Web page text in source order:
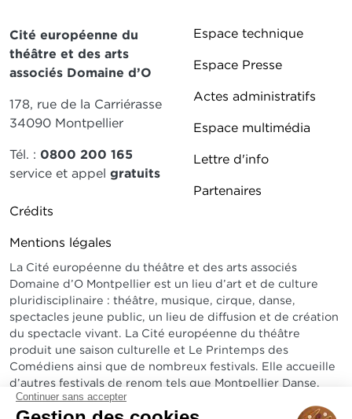
Continuer sans accepter
Cité européenne du
théâtre et des arts
associés Domaine d’O
178, rue de la Carriérasse
34090 Montpellier
Tél. : 0800 200 165
service et appel gratuits
Pied de page DDO 2
Crédits
Mentions légales
Pied de page
Espace technique
Espace Presse
Actes administratifs
Espace multimédia
Lettre d'info
Partenaires
La Cité européenne du théâtre et des arts associés
Domaine d’O Montpellier est un lieu d’art et de culture
pluridisciplinaire : théâtre, musique, cirque, danse,
spectacles jeune public, un lieu de diffusion et de création
du spectacle vivant. La Cité européenne du théâtre
produit une saison culturelle et Le Printemps des
Comédiens ainsi que de nombreux festivals. Elle accueille
d’autres festivals de renom tels que Montpellier Danse,
Radio France Montpellier Occitanie, Arabesques...